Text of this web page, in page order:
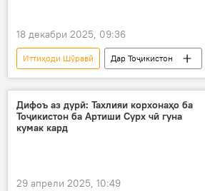
18 декабри 2025, 09:36
Иттиҳоди Шӯравӣ Дар Тоҷикистон
ёдгорӣ
Белорус
мактаб
81-солгарди Ғалаба дар Ҷанги Бузурги Ватанӣ
Дифоъ аз дурӣ: Тахлияи корхонаҳо ба
Тоҷикистон ба Артиши Сурх чӣ гуна
кумак кард
29 апрели 2025, 10:49